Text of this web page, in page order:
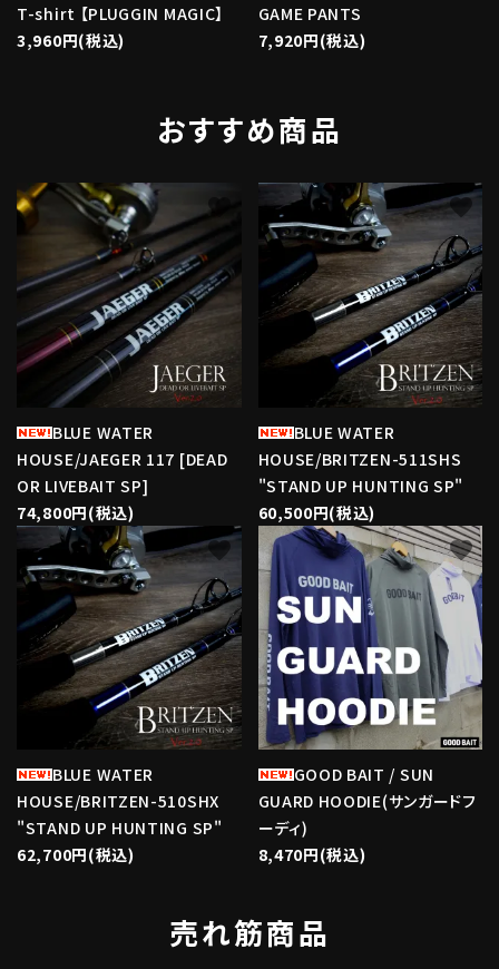
T-shirt 【PLUGGIN MAGIC】
3,960円(税込)
GAME PANTS
7,920円(税込)
おすすめ商品
BLUE WATER
HOUSE/JAEGER 117 [DEAD
OR LIVEBAIT SP]
74,800円(税込)
favorite
BLUE WATER
HOUSE/BRITZEN-511SHS
"STAND UP HUNTING SP"
60,500円(税込)
favorite
BLUE WATER
HOUSE/BRITZEN-510SHX
"STAND UP HUNTING SP"
62,700円(税込)
favorite
GOOD BAIT / SUN
GUARD HOODIE(サンガードフ
ーディ)
8,470円(税込)
favorite
売れ筋商品